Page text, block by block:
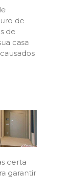
de
de
casa
certa
garantir